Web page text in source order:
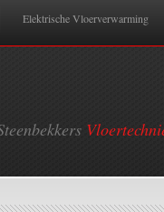
Elektrische Vloerverwarming